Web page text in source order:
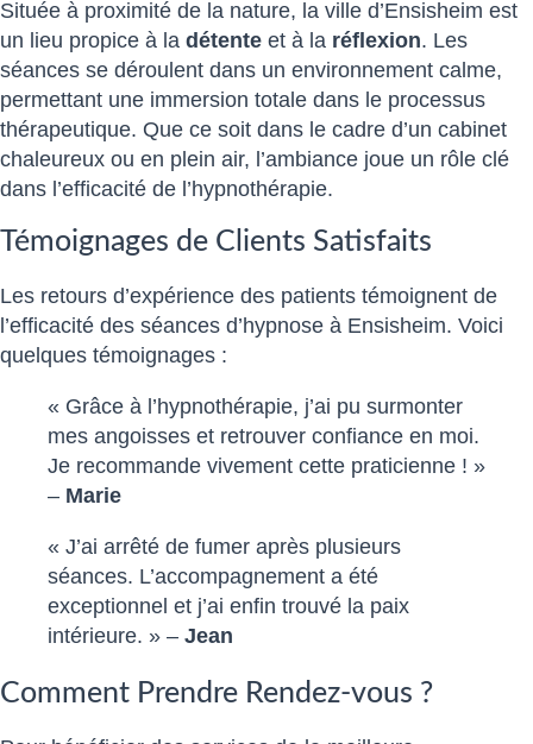
Située à proximité de la nature, la ville d’Ensisheim est
un lieu propice à la détente et à la réflexion. Les
séances se déroulent dans un environnement calme,
permettant une immersion totale dans le processus
thérapeutique. Que ce soit dans le cadre d’un cabinet
chaleureux ou en plein air, l’ambiance joue un rôle clé
dans l’efficacité de l’hypnothérapie.
Témoignages de Clients Satisfaits
Les retours d’expérience des patients témoignent de
l’efficacité des séances d’hypnose à Ensisheim. Voici
quelques témoignages :
« Grâce à l’hypnothérapie, j’ai pu surmonter
mes angoisses et retrouver confiance en moi.
Je recommande vivement cette praticienne ! »
– Marie
« J’ai arrêté de fumer après plusieurs
séances. L’accompagnement a été
exceptionnel et j’ai enfin trouvé la paix
intérieure. » – Jean
Comment Prendre Rendez-vous ?